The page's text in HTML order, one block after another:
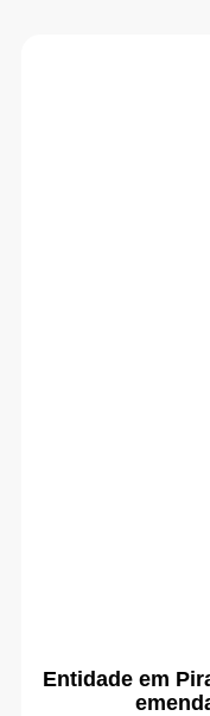
Entidade em